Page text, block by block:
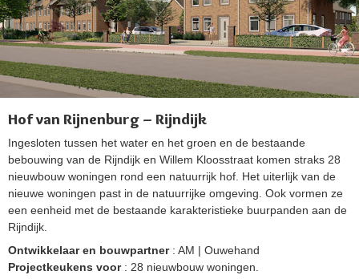
Hof van Rijnenburg – Rijndijk
Ingesloten tussen het water en het groen en de bestaande
bebouwing van de Rijndijk en Willem Kloosstraat komen straks 28
nieuwbouw woningen rond een natuurrijk hof. Het uiterlijk van de
nieuwe woningen past in de natuurrijke omgeving. Ook vormen ze
een eenheid met de bestaande karakteristieke buurpanden aan de
Rijndijk.
Ontwikkelaar en bouwpartner: AM | Ouwehand
Projectkeukens voor: 28 nieuwbouw woningen.